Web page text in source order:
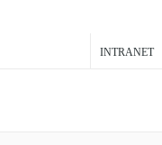
INTRANET